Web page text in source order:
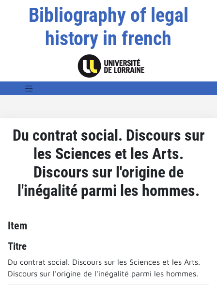
Bibliography of legal
history in french
Du contrat social. Discours sur
les Sciences et les Arts.
Discours sur l'origine de
l'inégalité parmi les hommes.
Item
Titre
Du contrat social. Discours sur les Sciences et les Arts.
Discours sur l'origine de l'inégalité parmi les hommes.